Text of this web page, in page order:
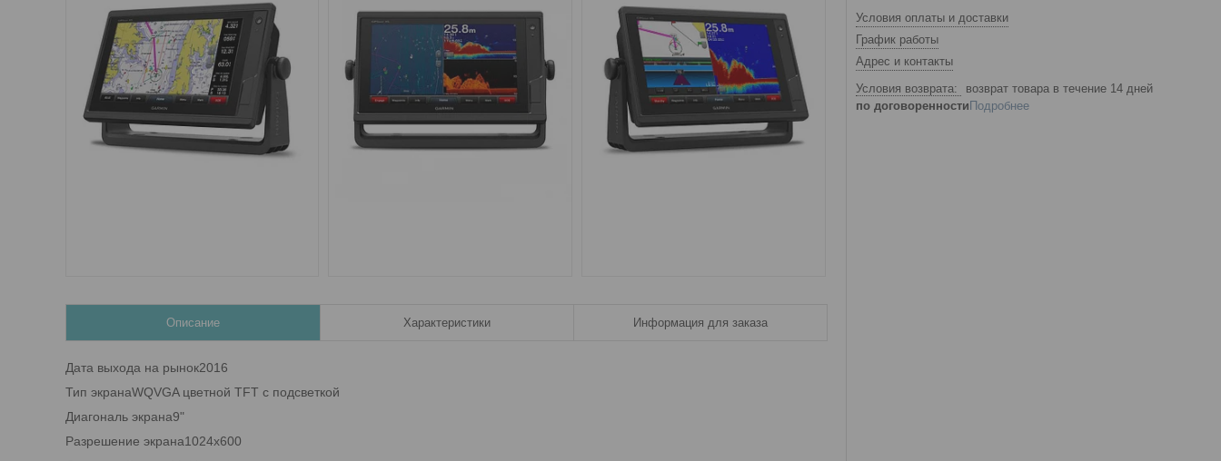
Описание Характеристики Информация для заказа
Дата выхода на рынок2016
Тип экранаWQVGA цветной TFT с подсветкой
Диагональ экрана9"
Разрешение экрана1024x600
Условия оплаты и доставки
График работы
Адрес и контакты
возврат товара в течение 14 дней
по договоренности Подробнее